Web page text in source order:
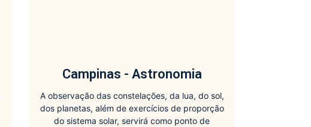
Campinas - Astronomia
A observação das constelações, da lua, do sol,
dos planetas, além de exercícios de proporção
do sistema solar, servirá como ponto de